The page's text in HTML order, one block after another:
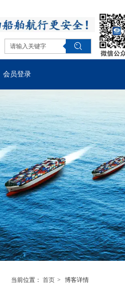
会员登录
当前位置： 首页 > 博客详情